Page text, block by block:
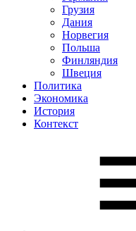
Грузия
Дания
Норвегия
Польша
Финляндия
Швеция
Политика
Экономика
История
Контекст